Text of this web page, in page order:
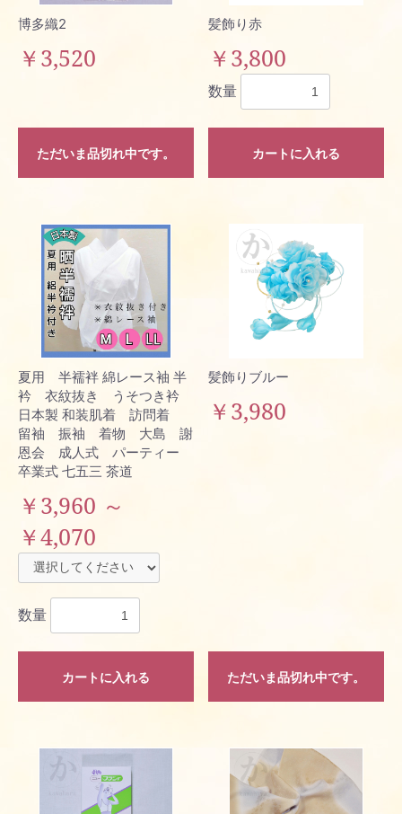
博多織2
￥3,520
ただいま品切れ中です。
髪飾り赤
￥3,800
数量
カートに入れる
夏用 半襦袢 綿レース袖 半
衿 衣紋抜き うそつき衿
日本製 和装肌着 訪問着
留袖 振袖 着物 大島 謝
恩会 成人式 パーティー
卒業式 七五三 茶道
￥3,960 ～
￥4,070
数量
カートに入れる
髪飾りブルー
￥3,980
ただいま品切れ中です。
お買い物を続ける